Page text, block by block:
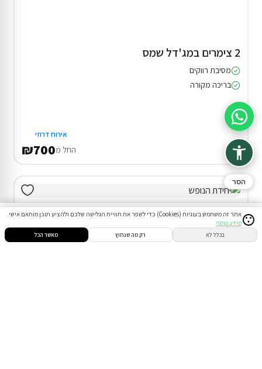
הזמנות הודעות התחבר
2 צימרים במג'דל שמס
מסיבת רווקים
בריכה מקורה
אירוח דרוזי
החל מ₪700
אתר זה משתמש בעוגיות (Cookies) כדי לשפר את חוויית הגלישה שלכם ולהציע תוכן מותאם אישי.
מידע נוסף
בכלל לא רק מה שנחוץ מאשר הכל
סיוע בהזמנה
הסר